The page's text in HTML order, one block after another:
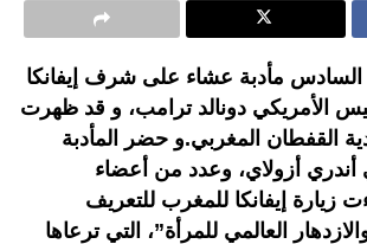
السادس مأدبة عشاء على شرف إيفانكا
الأمريكي دونالد ترامب، و قد ظهرت
القفطان المغربي.و حضر المأدبة
أندري أزولاي، وعدد من أعضاء
زيارة إيفانكا للمغرب للتعريف
العالمي للمرأة”، التي ترعاها